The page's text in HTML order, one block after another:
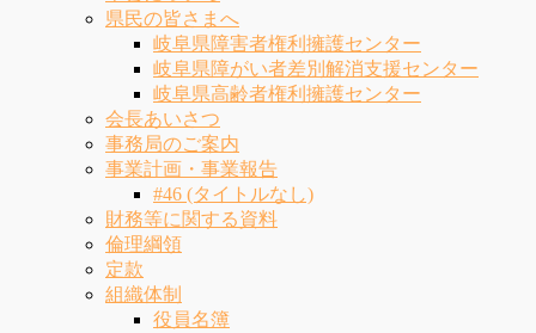
県民の皆さまへ
岐阜県障害者権利擁護センター
岐阜県障がい者差別解消支援センター
岐阜県高齢者権利擁護センター
会長あいさつ
事務局のご案内
事業計画・事業報告
#46 (タイトルなし)
財務等に関する資料
倫理綱領
定款
組織体制
役員名簿